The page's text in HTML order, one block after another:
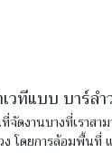
ทีแบบ บาร์ลำ
ดงานบางที่เราสา
โดยการล้อมพื้นที่